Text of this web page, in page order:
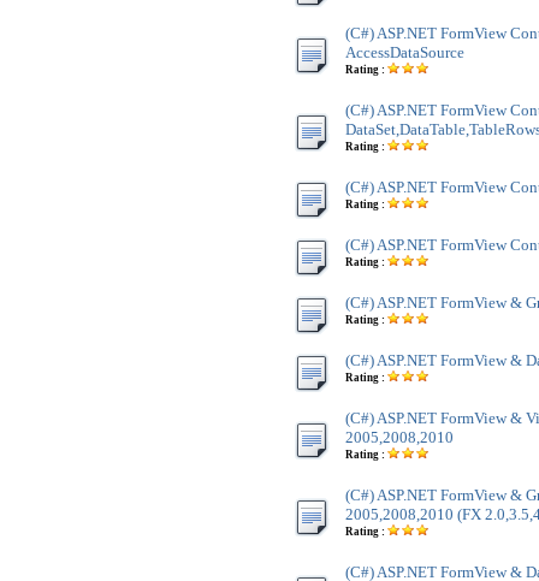
(C#) ASP.NET FormView
AccessDataSource
Rating :
(C#) ASP.NET FormView
Rating :
(C#) ASP.NET FormView
Rating :
(C#) ASP.NET FormView
Rating :
(C#) ASP.NET FormView &
Rating :
(C#) ASP.NET FormView &
Rating :
(C#) ASP.NET FormView &
2005,2008,2010
Rating :
(C#) ASP.NET FormView &
2005,2008,2010 (FX
Rating :
(C#) ASP.NET FormView &